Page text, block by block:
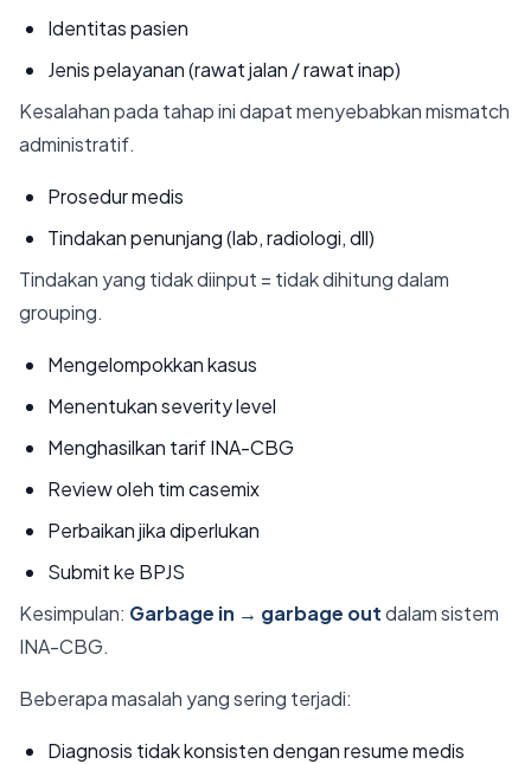
Identitas pasien
Jenis pelayanan (rawat jalan / rawat inap)
Kesalahan pada tahap ini dapat menyebabkan mismatch
administratif.
Prosedur medis
Tindakan penunjang (lab, radiologi, dll)
Tindakan yang tidak diinput = tidak dihitung dalam
grouping.
Mengelompokkan kasus
Menentukan severity level
Menghasilkan tarif INA-CBG
Review oleh tim casemix
Perbaikan jika diperlukan
Submit ke BPJS
Kesimpulan: Garbage in → garbage outdalam sistem
INA-CBG.
Beberapa masalah yang sering terjadi:
Diagnosis tidak konsisten dengan resume medis